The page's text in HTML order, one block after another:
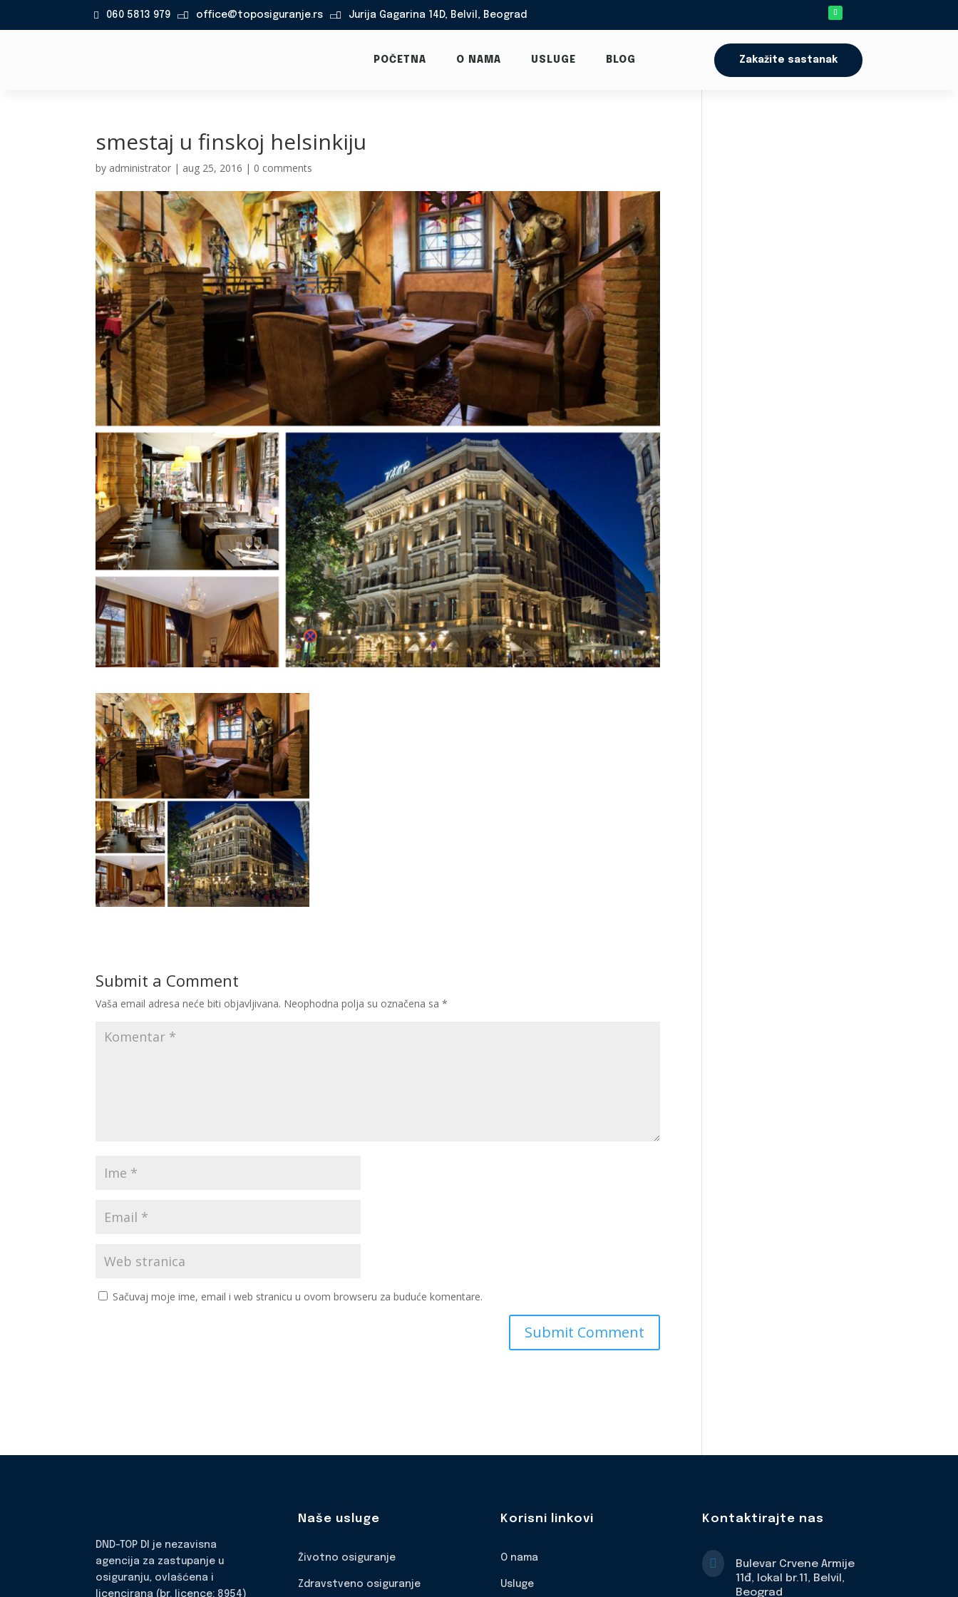
060 5813 979  office@toposiguranje.rs  Jurija Gagarina 14D, Belvil, Beograd
POČETNA O NAMA USLUGE BLOG Zakažite sastanak
smestaj u finskoj helsinkiju
by administrator | aug 25, 2016 | 0 comments
Submit a Comment
Vaša email adresa neće biti objavljivana. Neophodna polja su označena sa*
Sačuvaj moje ime, email i web stranicu u ovom browseru za buduće komentare.
DND-TOP DI je nezavisna
agencija za zastupanje u
osiguranju, ovlašćena i
licencirana (br. licence: 8954)
Naše usluge
Životno osiguranje
Zdravstveno osiguranje
Korisni linkovi
O nama
Usluge
Kontaktirajte nas

Bulevar Crvene Armije
11đ, lokal br.11, Belvil,
Beograd